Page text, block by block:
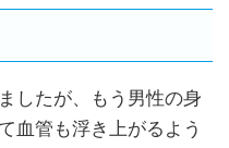
したが、もう男性の身
血管も浮き上がるよう